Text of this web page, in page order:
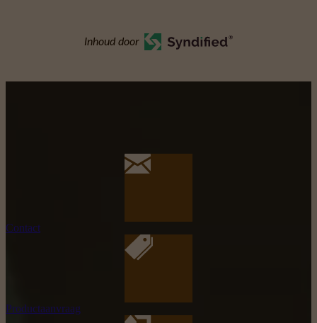
Inhoud door
Contact
Productaanvraag